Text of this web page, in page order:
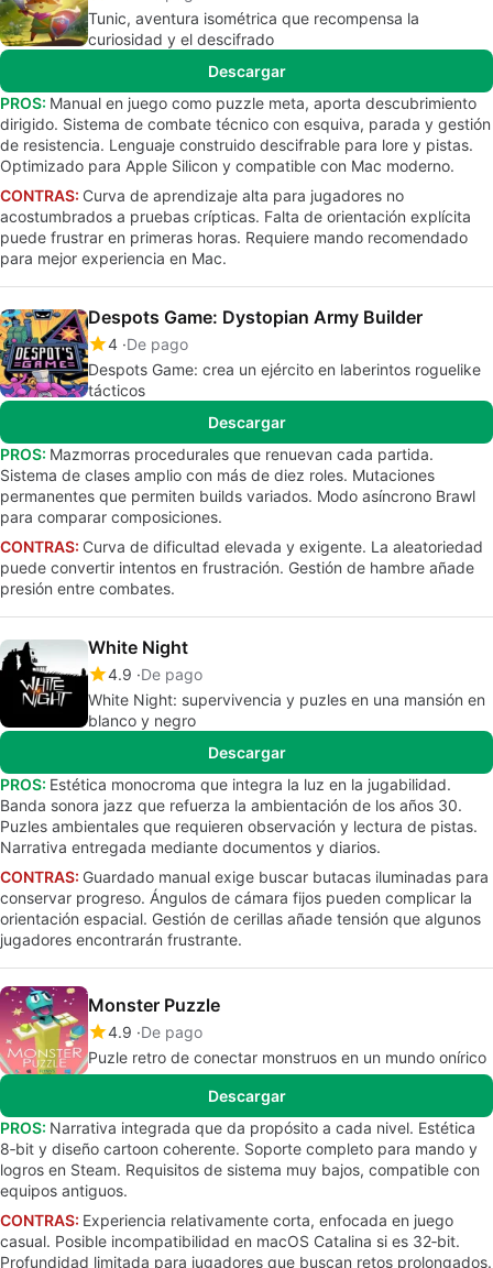
Tunic, aventura isométrica que recompensa la
curiosidad y el descifrado
Descargar
PROS: Manual en juego como puzzle meta, aporta descubrimiento
dirigido. Sistema de combate técnico con esquiva, parada y gestión
de resistencia. Lenguaje construido descifrable para lore y pistas.
Optimizado para Apple Silicon y compatible con Mac moderno.
CONTRAS: Curva de aprendizaje alta para jugadores no
acostumbrados a pruebas crípticas. Falta de orientación explícita
puede frustrar en primeras horas. Requiere mando recomendado
para mejor experiencia en Mac.
Despots Game: Dystopian Army Builder
4 De pago
Despots Game: crea un ejército en laberintos roguelike
tácticos
Descargar
PROS: Mazmorras procedurales que renuevan cada partida.
Sistema de clases amplio con más de diez roles. Mutaciones
permanentes que permiten builds variados. Modo asíncrono Brawl
para comparar composiciones.
CONTRAS: Curva de dificultad elevada y exigente. La aleatoriedad
puede convertir intentos en frustración. Gestión de hambre añade
presión entre combates.
White Night
4.9 De pago
White Night: supervivencia y puzles en una mansión en
blanco y negro
Descargar
PROS: Estética monocroma que integra la luz en la jugabilidad.
Banda sonora jazz que refuerza la ambientación de los años 30.
Puzles ambientales que requieren observación y lectura de pistas.
Narrativa entregada mediante documentos y diarios.
CONTRAS: Guardado manual exige buscar butacas iluminadas para
conservar progreso. Ángulos de cámara fijos pueden complicar la
orientación espacial. Gestión de cerillas añade tensión que algunos
jugadores encontrarán frustrante.
Monster Puzzle
4.9 De pago
Puzle retro de conectar monstruos en un mundo onírico
Descargar
PROS: Narrativa integrada que da propósito a cada nivel. Estética
8‑bit y diseño cartoon coherente. Soporte completo para mando y
logros en Steam. Requisitos de sistema muy bajos, compatible con
equipos antiguos.
CONTRAS: Experiencia relativamente corta, enfocada en juego
casual. Posible incompatibilidad en macOS Catalina si es 32‑bit.
Profundidad limitada para jugadores que buscan retos prolongados.